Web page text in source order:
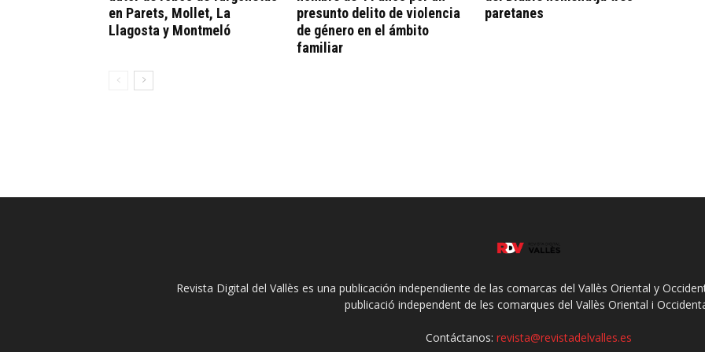
en Parets, Mollet, La
Llagosta y Montmeló
presunto delito de violencia
de género en el ámbito
familiar
paretanes
Revista Digital del Vallès es una publicación independiente de las comarcas del Vallès Oriental y
publicació independent de les comarques del Vallès Oriental i
Contáctanos: revista@revistadelvalles.es